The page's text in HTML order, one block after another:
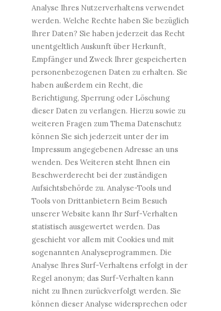
Analyse Ihres Nutzerverhaltens verwendet
werden. Welche Rechte haben Sie bezüglich
Ihrer Daten? Sie haben jederzeit das Recht
unentgeltlich Auskunft über Herkunft,
Empfänger und Zweck Ihrer gespeicherten
personenbezogenen Daten zu erhalten. Sie
haben außerdem ein Recht, die
Berichtigung, Sperrung oder Löschung
dieser Daten zu verlangen. Hierzu sowie zu
weiteren Fragen zum Thema Datenschutz
können Sie sich jederzeit unter der im
Impressum angegebenen Adresse an uns
wenden. Des Weiteren steht Ihnen ein
Beschwerderecht bei der zuständigen
Aufsichtsbehörde zu. Analyse-Tools und
Tools von Drittanbietern Beim Besuch
unserer Website kann Ihr Surf-Verhalten
statistisch ausgewertet werden. Das
geschieht vor allem mit Cookies und mit
sogenannten Analyseprogrammen. Die
Analyse Ihres Surf-Verhaltens erfolgt in der
Regel anonym; das Surf-Verhalten kann
nicht zu Ihnen zurückverfolgt werden. Sie
können dieser Analyse widersprechen oder